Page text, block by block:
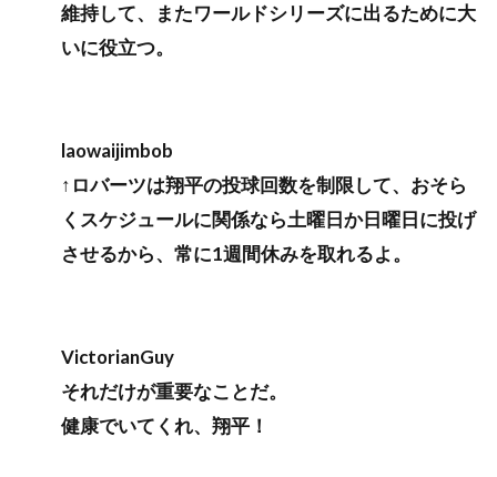
維持して、またワールドシリーズに出るために大
いに役立つ。
laowaijimbob
↑ロバーツは翔平の投球回数を制限して、おそら
くスケジュールに関係なら土曜日か日曜日に投げ
させるから、常に1週間休みを取れるよ。
VictorianGuy
それだけが重要なことだ。
健康でいてくれ、翔平！